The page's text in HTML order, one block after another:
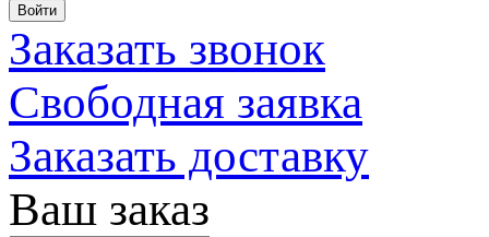
Войти
Заказать звонок
Свободная заявка
Заказать доставку
Ваш заказ